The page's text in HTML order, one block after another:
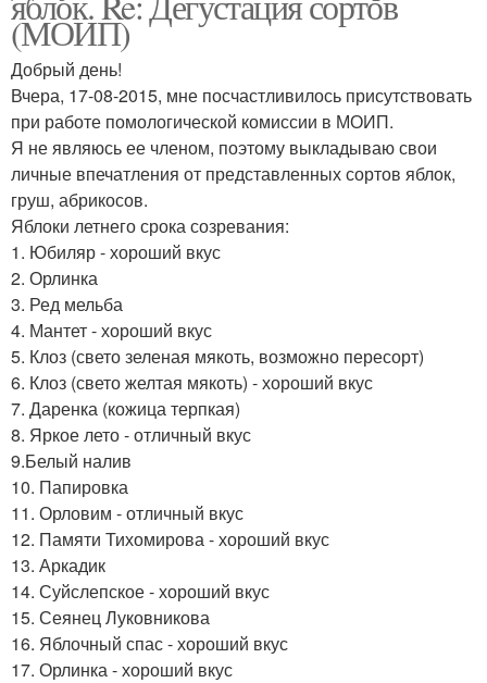
(МОИП)
Добрый день!
Вчера, 17-08-2015, мне посчастливилось присутствовать
при работе помологической комиссии в МОИП.
Я не являюсь ее членом, поэтому выкладываю свои
личные впечатления от представленных сортов яблок,
груш, абрикосов.
Яблоки летнего срока созревания:
1. Юбиляр - хороший вкус
2. Орлинка
3. Ред мельба
4. Мантет - хороший вкус
5. Клоз (свето зеленая мякоть, возможно пересорт)
6. Клоз (свето желтая мякоть) - хороший вкус
7. Даренка (кожица терпкая)
8. Яркое лето - отличный вкус
9.Белый налив
10. Папировка
11. Орловим - отличный вкус
12. Памяти Тихомирова - хороший вкус
13. Аркадик
14. Суйслепское - хороший вкус
15. Сеянец Луковникова
16. Яблочный спас - хороший вкус
17. Орлинка - хороший вкус